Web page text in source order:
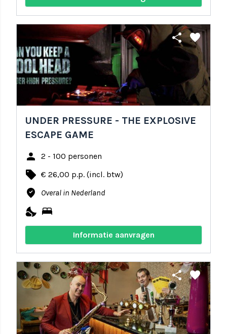
share favorite
UNDER PRESSURE - THE EXPLOSIVE
ESCAPE GAME
person 2 - 100 personen
local_offer € 26,00 p.p. (incl. btw)
where_to_vote Overal in Nederland
nights_stay bed
Informatie aanvragen
share favorite